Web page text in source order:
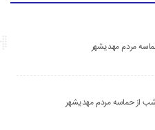
مردم مهدیشهر
حماسه مردم مهدیشهر